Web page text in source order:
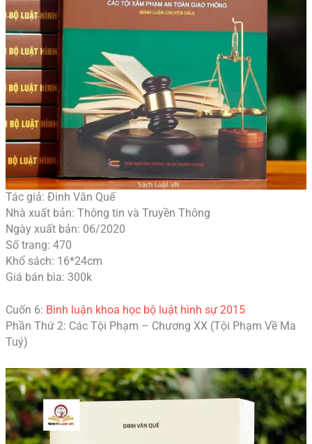
Tác giả: Đinh Văn Quế
Nhà xuất bản: Thông tin và Truyền Thông
Ngày xuất bản: 06/2020
Số trang: 470
Khổ sách: 16*24cm
Giá bán bìa: 300k
Cuốn 6: Bình luận khoa học bộ luật hình sự 2015
Phần Thứ 2: Các Tội Phạm – Chương XX (Tội Phạm Về Ma
Tuý)